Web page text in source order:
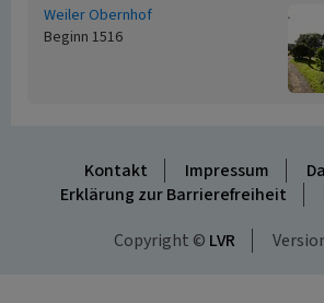
Weiler Obernhof
Beginn 1516
Kontakt Impressum
Erklärung zur Barrierefreiheit
Copyright © LVR